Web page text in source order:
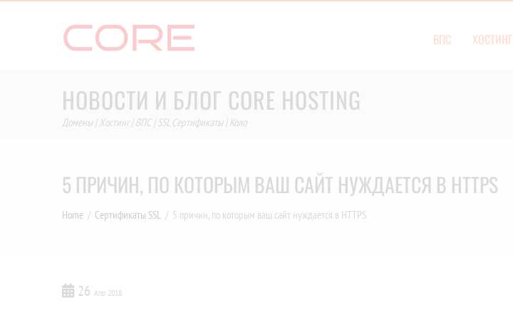
ВПС ХОСТИНГ
НОВОСТИ И БЛОГ CORE HOSTING
Домены | Хостинг | ВПС | SSL Сертификаты | Коло
5 ПРИЧИН, ПО КОТОРЫМ ВАШ САЙТ НУЖДАЕТСЯ В HTTPS
Home Сертификаты SSL 5 причин, по которым ваш сайт нуждается в HTTPS
26 Апр 2018